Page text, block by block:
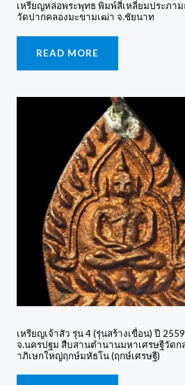
เหรียญหล่อพระพุทธ พิมพ์สี่เหลี่ยมประภา
วัดปากคลองมะขามเฒ่า จ.ชัยนาท
READ MORE
เหรียญเจ้าสัว รุ่น 4 (รุ่นสร้างเขื่อน) ปี
จ.นครปฐม สืบสานตำนานมหาเศรษฐีวัดก
าภิเษกใหญ่ฤกษ์มหัธโน (ฤกษ์เศรษฐี)